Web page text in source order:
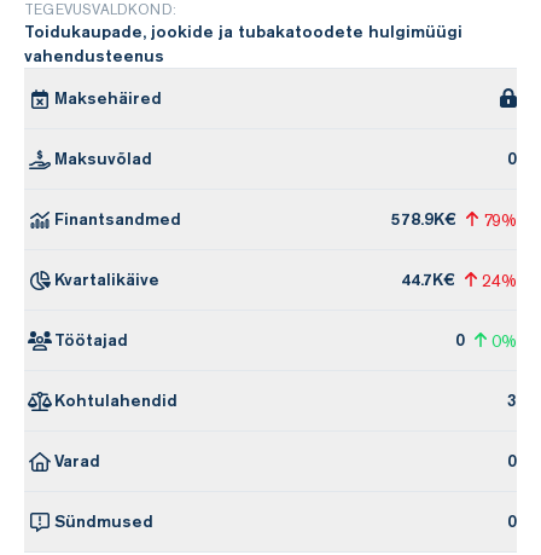
TEGEVUSVALDKOND:
Toidukaupade, jookide ja tubakatoodete hulgimüügi
vahendusteenus
Maksehäired
Maksuvõlad 0
Finantsandmed 578.9K€ 79%
Kvartalikäive 44.7K€ 24%
Töötajad 0 0%
Kohtulahendid 3
Varad 0
Sündmused 0